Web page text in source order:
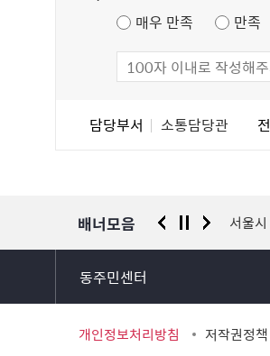
매우 만족
만족
담당부서 소통담당관
배너모음
경찰청 유실물 통합포털 서울
동주민센터
개인정보처리방침 저작권정책